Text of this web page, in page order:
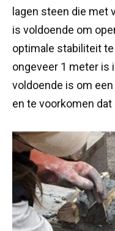
lagen steen die met
is voldoende om
optimale stabiliteit
ongeveer 1 meter is
voldoende is om
en te voorkomen